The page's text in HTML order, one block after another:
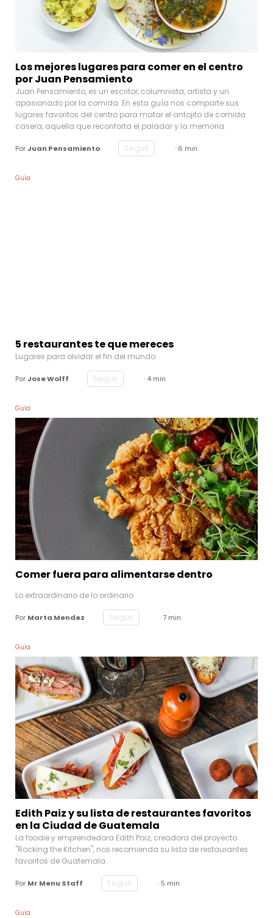
Los mejores lugares para comer en el centro
por Juan Pensamiento
Juan Pensamiento, es un escritor, columnista, artista y un
apasionado por la comida. En esta guía nos comparte sus
lugares favoritos del centro para matar el antojito de comida
casera, aquella que reconforta el paladar y la memoria.
PorJuan Pensamiento Seguir · 6 min
Guía
5 restaurantes te que mereces
Lugares para olvidar el fin del mundo
PorJose Wolff Seguir · 4 min
Guía
Comer fuera para alimentarse dentro
Lo extraordinario de lo ordinario
Por Marta Mendez Seguir · 7 min
Guía
Edith Paiz y su lista de restaurantes favoritos
en la Ciudad de Guatemala
La foodie y emprendedora Edith Paiz, creadora del proyecto
"Rocking the Kitchen", nos recomienda su lista de restaurantes
favoritos de Guatemala.
Por Mr Menu Staff Seguir · 5 min
Guía